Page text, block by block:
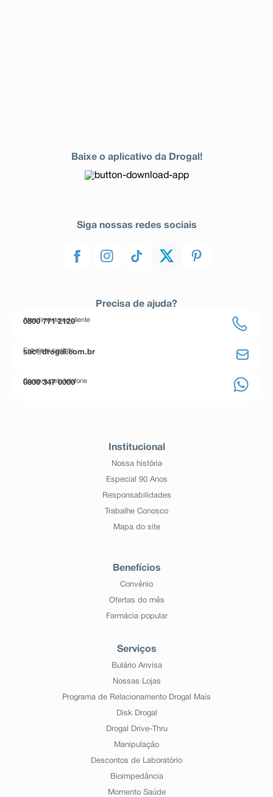
Baixe o aplicativo da Drogal!
Siga nossas redes sociais
Precisa de ajuda?
Atendimento ao cliente
0800 771 2120
Entre em contato
sac@drogal.com.br
Compre pelo telefone
0800 347 0000
Institucional
Nossa história
Especial 90 Anos
Responsabilidades
Trabalhe Conosco
Mapa do site
Benefícios
Convênio
Ofertas do mês
Farmácia popular
Serviços
Bulário Anvisa
Nossas Lojas
Programa de Relacionamento Drogal Mais
Disk Drogal
Drogal Drive-Thru
Manipulação
Descontos de Laboratório
Bioimpedância
Momento Saúde